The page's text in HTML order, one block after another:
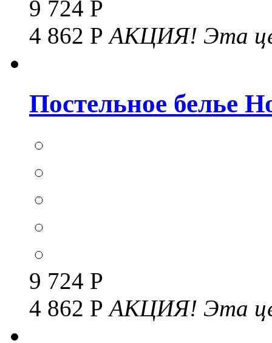
9 724 Р
4 862 РАКЦИЯ! Эта
Постельное белье
9 724 Р
4 862 РАКЦИЯ! Эта